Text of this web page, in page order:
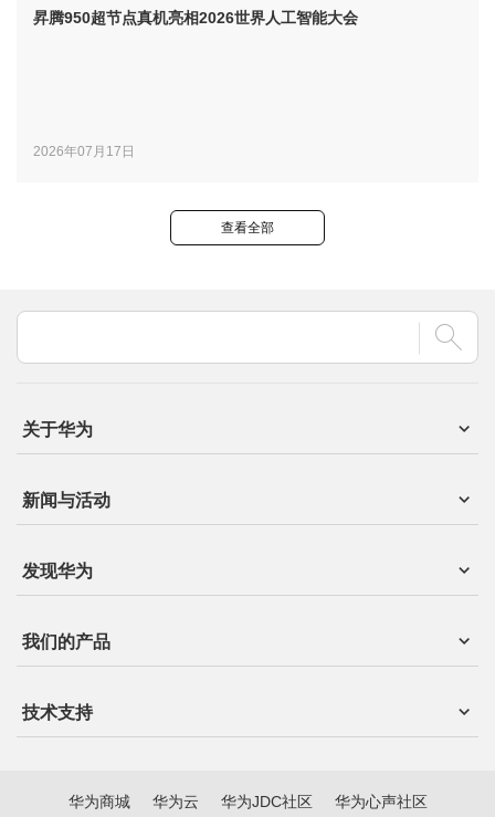
昇腾950超节点真机亮相2026世界人工智能大会
2026年07月17日
查看全部
关于华为
新闻与活动
发现华为
我们的产品
技术支持
华为商城 华为云 华为JDC社区 华为心声社区